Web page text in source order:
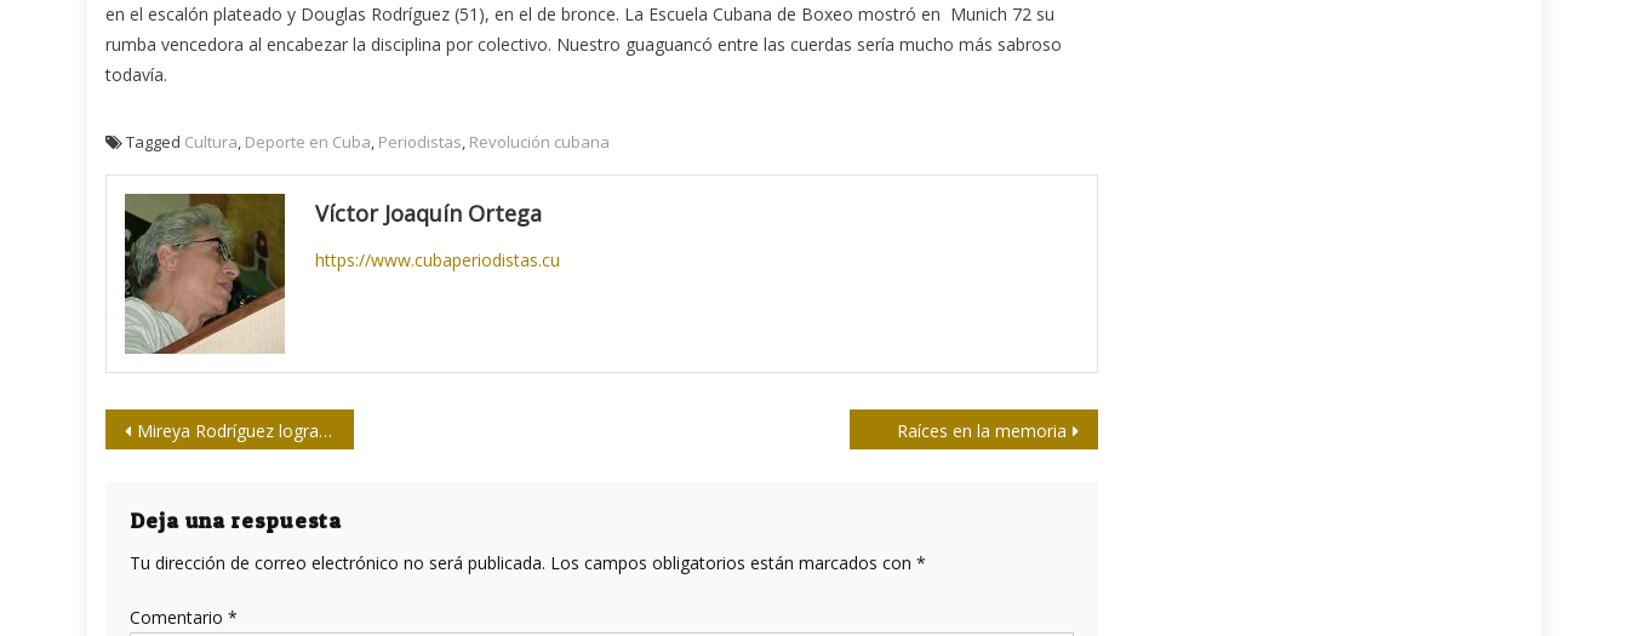
en el escalón plateado y Douglas Rodríguez (51), en el de bronce. La Escuela Cubana de Boxeo mostró en Munich 72 su
rumba vencedora al encabezar la disciplina por colectivo. Nuestro guaguancó entre las cuerdas sería mucho más sabroso
todavía.
Tagged Cultura, Deporte en Cuba, Periodistas, Revolución cubana
Víctor Joaquín Ortega
https://www.cubaperiodistas.cu
Navegación
entradas
Mireya Rodríguez logra el sueño de Alejandrina Herrera Raíces en la memoria
Deja una respuesta
Tu dirección de correo electrónico no será publicada. Los campos obligatorios están marcados con *
Comentario *